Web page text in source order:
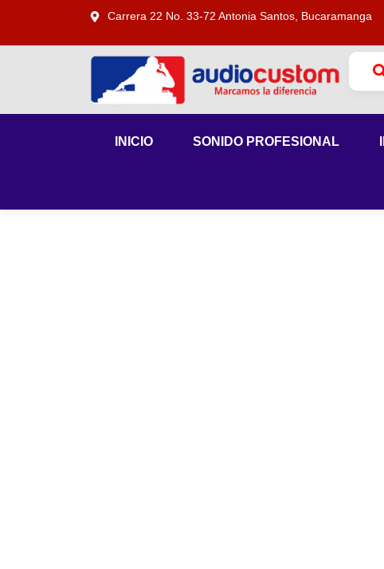
Carrera 22 No. 33-72 Antonia Santos, Bucaramanga
INICIO SONIDO PROFESIONAL